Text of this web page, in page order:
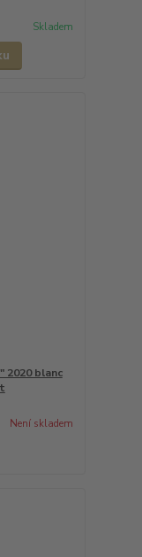
Skladem
2020 blanc
Není skladem